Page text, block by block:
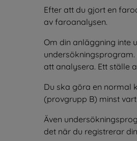
Efter att du gjort en
av faroanalysen.
Om din anläggning
att analysera. Ett ställe
Du ska göra en normal
(provgrupp B) minst
Även
det när du registrerar